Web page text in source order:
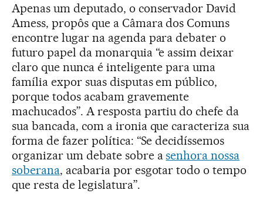
Apenas um deputado, o conservador David
Amess, propôs que a Câmara dos Comuns
encontre lugar na agenda para debater o
futuro papel da monarquia “e assim deixar
claro que nunca é inteligente para uma
família expor suas disputas em público,
porque todos acabam gravemente
machucados”. A resposta partiu do chefe da
sua bancada, com a ironia que caracteriza sua
forma de fazer política: “Se decidíssemos
organizar um debate sobre asenhora nossa
soberana, acabaria por esgotar todo o tempo
que resta de legislatura”.